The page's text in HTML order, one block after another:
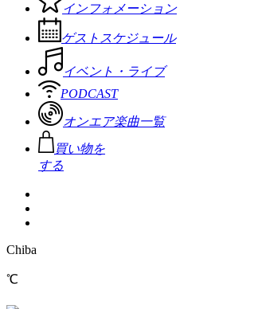
インフォメーション
ゲストスケジュール
イベント・ライブ
PODCAST
オンエア楽曲一覧
買い物を
する
Chiba
℃